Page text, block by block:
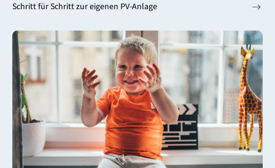
Schritt für Schritt zur eigenen PV-Anlage